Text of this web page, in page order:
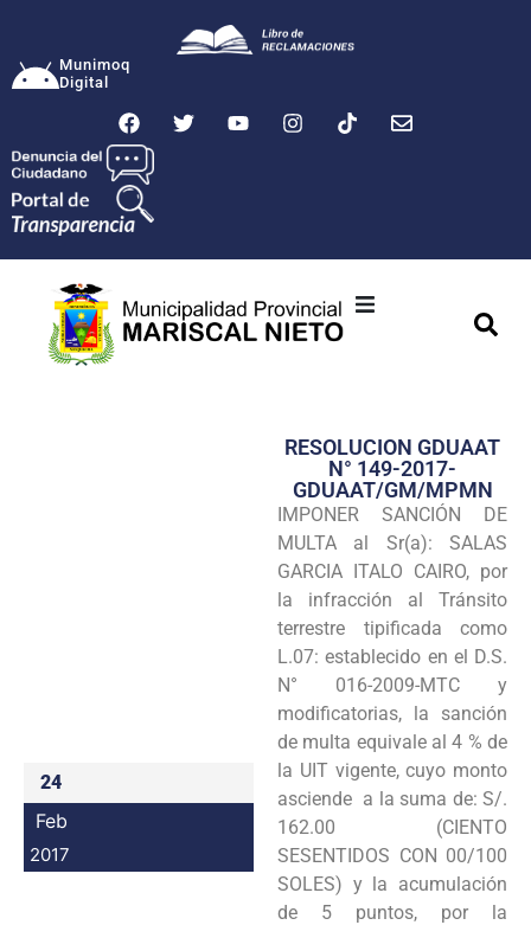
Munimoq
Digital
Transparencia
Seguridad
Programas
Intranet
24
Feb
2017
RESOLUCION GDUAAT
N° 149-2017-
GDUAAT/GM/MPMN
IMPONER SANCIÓN DE
MULTA al Sr(a): SALAS
GARCIA ITALO CAIRO, por
la infracción al Tránsito
terrestre tipificada como
L.07: establecido en el D.S.
N° 016-2009-MTC y
modificatorias, la sanción
de multa equivale al 4 % de
la UIT vigente, cuyo monto
asciende a la suma de: S/.
162.00 (CIENTO
SESENTIDOS CON 00/100
SOLES) y la acumulación
de 5 puntos, por la